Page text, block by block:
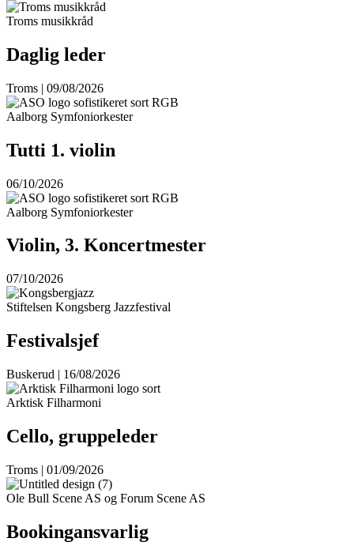
Troms musikkråd
Daglig leder
Troms | 09/08/2026
Aalborg Symfoniorkester
Tutti 1. violin
06/10/2026
Aalborg Symfoniorkester
Violin, 3. Koncertmester
07/10/2026
Stiftelsen Kongsberg Jazzfestival
Festivalsjef
Buskerud | 16/08/2026
Arktisk Filharmoni
Cello, gruppeleder
Troms | 01/09/2026
Ole Bull Scene AS og Forum Scene AS
Bookingansvarlig